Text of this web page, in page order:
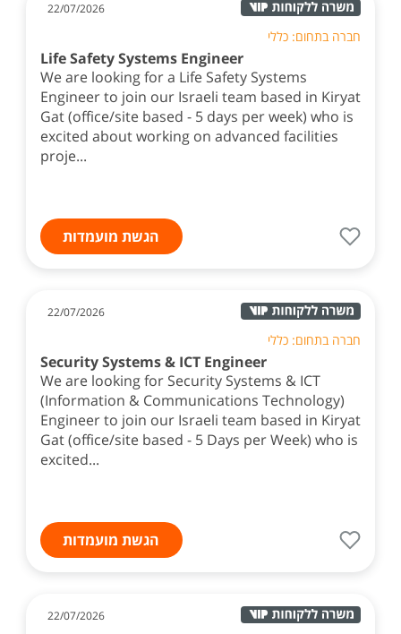
22/07/2026
חברה בתחום: כללי
Life Safety Systems Engineer
We are looking for a Life Safety Systems
Engineer to join our Israeli team based in Kiryat
Gat (office/site based - 5 days per week) who is
excited about working on advanced facilities
proje...
הגשת מועמדות
22/07/2026
חברה בתחום: כללי
Security Systems & ICT Engineer
We are looking for Security Systems & ICT
(Information & Communications Technology)
Engineer to join our Israeli team based in Kiryat
Gat (office/site based - 5 Days per Week) who is
excited...
הגשת מועמדות
22/07/2026